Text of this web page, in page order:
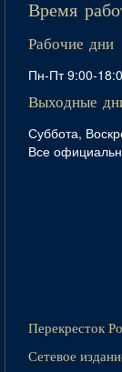
Время
Рабочие дни
Пн-Пт 9:00-
Выходные
Суббота,
Все
Перекресток
Сетевое